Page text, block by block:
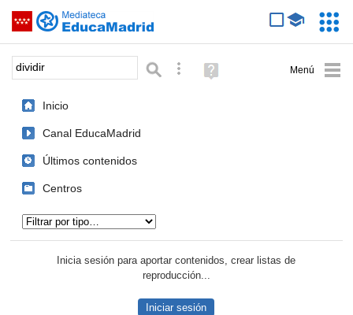
Saltar navegación
Palabra o frase: Búsqueda avanzada
Ayuda
(en
Inicio
Canal EducaMadrid
Últimos contenidos
Centros
Inicia sesión para aportar contenidos, crear listas de
reproducción...
Iniciar sesión